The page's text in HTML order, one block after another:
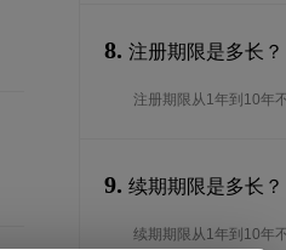
8. 注册期限是多长？
注册期限从1年到10年不
9. 续期期限是多长？
续期期限从1年到10年